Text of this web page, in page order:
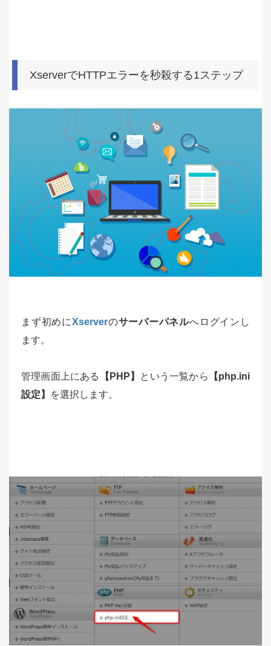
XserverでHTTPエラーを秒殺する1ステップ
まず初めにXserverのサーバーパネルへログインし
ます。
管理画面上にある 【PHP】 という一覧から
【php.ini
設定】
を選択します。